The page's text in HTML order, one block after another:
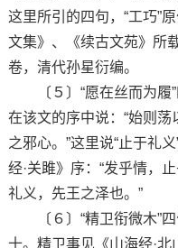
这里所引的四句，“工巧”原
文集》、《续古文苑》所
卷，清代孙星衍编。
〔５〕“愿在丝而为履”
在该文的序中说：“始则
之邪心。”这里说“止于礼
经·关雎》序：“发乎情，
礼义，先王之泽也。”
〔６〕“精卫衔微木”四
十。精卫事见《山海经·